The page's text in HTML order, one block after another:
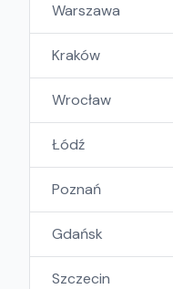
Warszawa
Kraków
Wrocław
Łódź
Poznań
Gdańsk
Szczecin